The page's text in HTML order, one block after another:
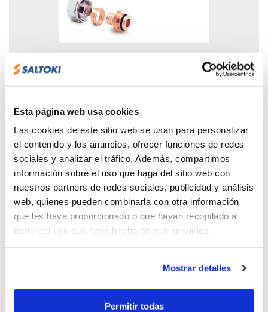
Esta página web usa cookies
Las cookies de este sitio web se usan para personalizar
el contenido y los anuncios, ofrecer funciones de redes
sociales y analizar el tráfico. Además, compartimos
información sobre el uso que haga del sitio web con
nuestros partners de redes sociales, publicidad y análisis
web, quienes pueden combinarla con otra información
que les haya proporcionado o que hayan recopilado a
partir del uso que haya hecho de sus servicios.
Mostrar detalles
Permitir todas
Válvulas de tipo estándar (palanca,
mariposa, manguera, mini, arqueta,
compuerta goma...), heavy duty e inox.